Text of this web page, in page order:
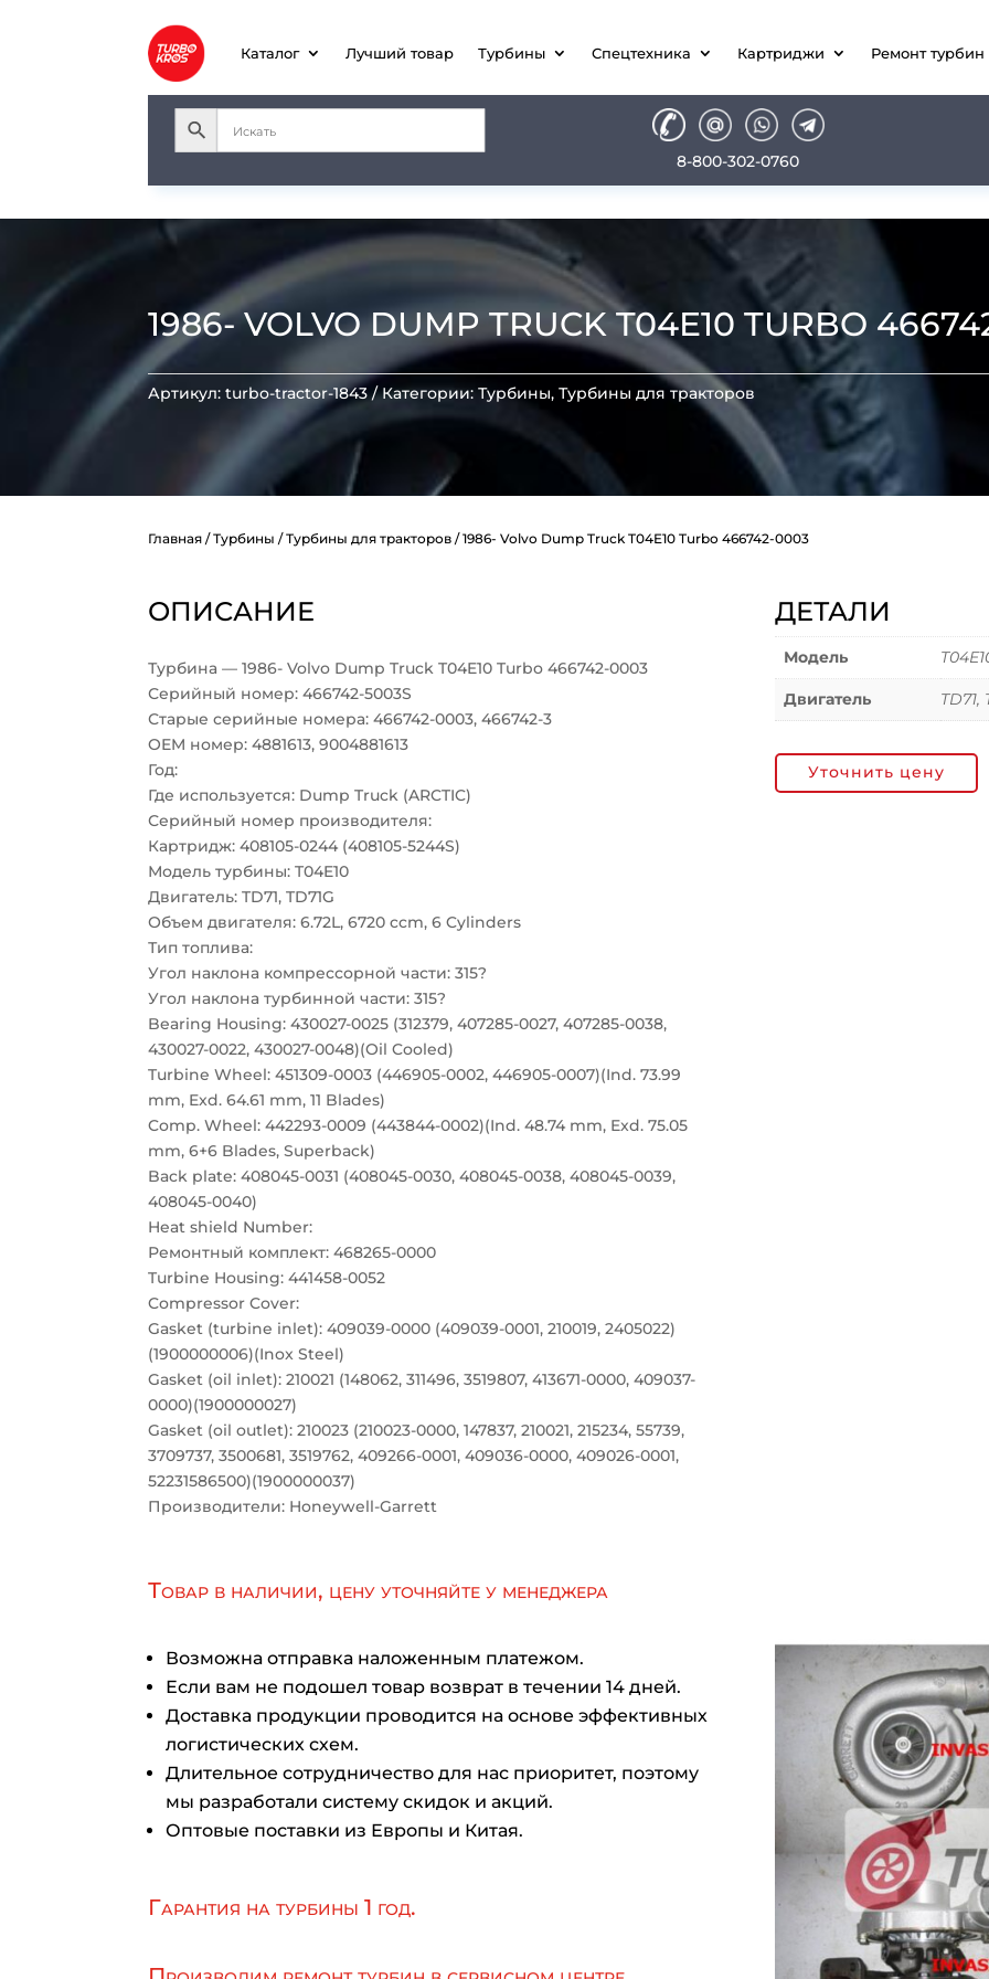
Каталог Лучший товар Турбины Спецтехника Картриджи Ремонт турбин
8-800-302-0760
1986- VOLVO DUMP TRUCK T04E10 TURBO
Артикул:turbo-tractor-1843 Категории:Турбины,Турбины для тракторов
Главная /Турбины /Турбины для тракторов / 1986- Volvo Dump Truck T04E10 Turbo 466742-0003
ОПИСАНИЕ
Турбина — 1986- Volvo Dump Truck T04E10 Turbo 466742-0003
Серийный номер: 466742-5003S
Старые серийные номера: 466742-0003, 466742-3
OEM номер: 4881613, 9004881613
Год:
Где используется: Dump Truck (ARCTIC)
Серийный номер производителя:
Картридж: 408105-0244 (408105-5244S)
Модель турбины: T04E10
Двигатель: TD71, TD71G
Объем двигателя: 6.72L, 6720 ccm, 6 Cylinders
Тип топлива:
Угол наклона компрессорной части: 315?
Угол наклона турбинной части: 315?
Bearing Housing: 430027-0025 (312379, 407285-0027, 407285-0038,
430027-0022, 430027-0048)(Oil Cooled)
Turbine Wheel: 451309-0003 (446905-0002, 446905-0007)(Ind. 73.99
mm, Exd. 64.61 mm, 11 Blades)
Comp. Wheel: 442293-0009 (443844-0002)(Ind. 48.74 mm, Exd. 75.05
mm, 6+6 Blades, Superback)
Back plate: 408045-0031 (408045-0030, 408045-0038, 408045-0039,
408045-0040)
Heat shield Number:
Ремонтный комплект: 468265-0000
Turbine Housing: 441458-0052
Compressor Cover:
Gasket (turbine inlet): 409039-0000 (409039-0001, 210019, 2405022)
(1900000006)(Inox Steel)
Gasket (oil inlet): 210021 (148062, 311496, 3519807, 413671-0000, 409037-
0000)(1900000027)
Gasket (oil outlet): 210023 (210023-0000, 147837, 210021, 215234, 55739,
3709737, 3500681, 3519762, 409266-0001, 409036-0000, 409026-0001,
52231586500)(1900000037)
Производители: Honeywell-Garrett
ДЕТАЛИ
Модель
Двигатель TD71,
Уточнить цену
Товар в наличии, цену уточняйте у менеджера
Возможна отправка наложенным платежом.
Если вам не подошел товар возврат в течении 14 дней.
Доставка продукции проводится на основе эффективных
логистических схем.
Длительное сотрудничество для нас приоритет, поэтому
мы разработали систему скидок и акций.
Оптовые поставки из Европы и Китая.
Гарантия на турбины 1 год.